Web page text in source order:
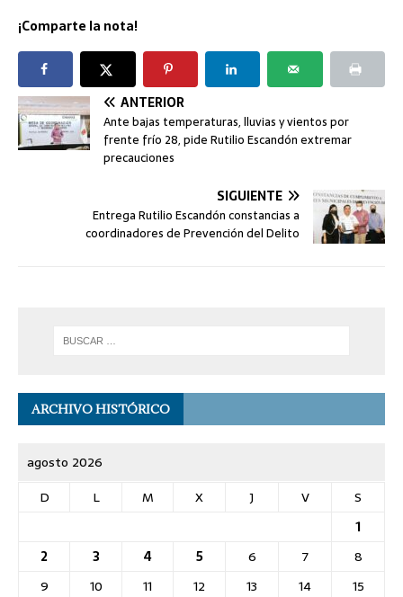
¡Comparte la nota!
ANTERIOR
Ante bajas temperaturas, lluvias y vientos por
frente frío 28, pide Rutilio Escandón extremar
precauciones
SIGUIENTE
Entrega Rutilio Escandón constancias a
coordinadores de Prevención del Delito
ARCHIVO HISTÓRICO
agosto 2026
D
L M X J V
S
1
2
3 4 5 6 7
8
9
10 11 12 13 14
15